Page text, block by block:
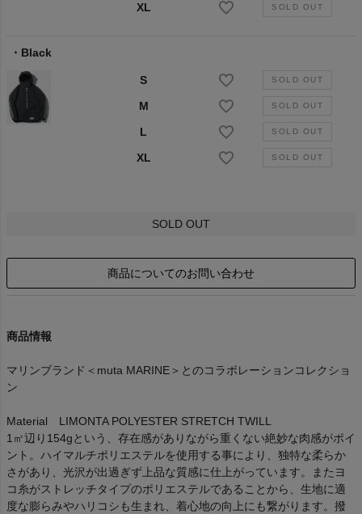
XL
Black
S
M
L
XL
SOLD OUT
商品についてのお問い合わせ
商品情報
マリンブランド＜muta MARINE＞とのコラボレーションコレクショ
ン
Material LIMONTA POLYESTER STRETCH TWILL
1㎡辺り154gという、存在感がありながら重くない絶妙な肉感がポイ
ント。ハイマルチポリエステルを使用する事により、独特な柔らか
さがあり、光沢が出過ぎず上品な質感に仕上がっています。またヨ
コ糸がストレッチタイプのポリエステルであることから、生地に適
度な膨らみやハリコシも生まれ、着心地の向上にも繋がります。撥